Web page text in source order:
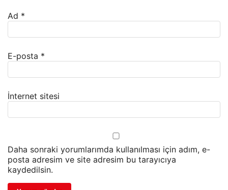
Ad *
E-posta *
İnternet sitesi
Daha sonraki yorumlarımda kullanılması için adım, e-
posta adresim ve site adresim bu tarayıcıya
kaydedilsin.